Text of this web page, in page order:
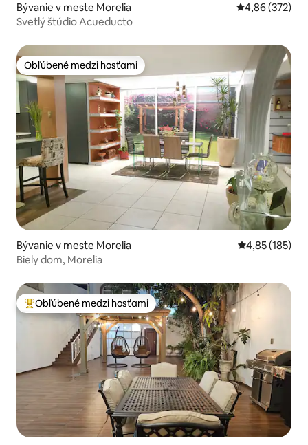
Bývanie v meste Morelia Priemerné
4,86 (372)
Svetlý štúdio Acueducto
Obľúbené medzi hosťami
Obľúbené medzi hosťami
Bývanie v meste Morelia Priemerné
4,85 (185)
Biely dom, Morelia
Najobľúbenejšie medzi hosťami
Obľúbené medzi hosťami